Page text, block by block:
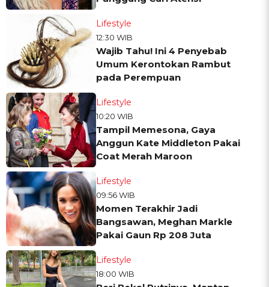
Lifestyle
12:30 WIB
Wajib Tahu! Ini 4 Penyebab
Umum Kerontokan Rambut
pada Perempuan
Lifestyle
10:20 WIB
Tampil Memesona, Gaya
Anggun Kate Middleton Pakai
Coat Merah Maroon
Lifestyle
09:56 WIB
Momen Terakhir Jadi
Bangsawan, Meghan Markle
Pakai Gaun Rp 208 Juta
Lifestyle
18:00 WIB